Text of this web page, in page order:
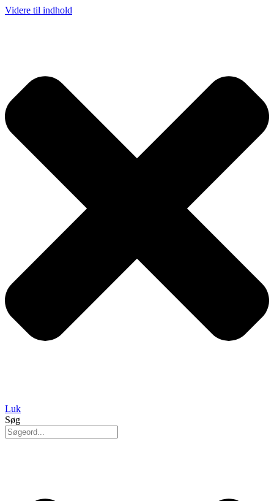
Videre til indhold
Luk
Søg